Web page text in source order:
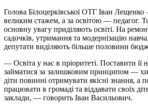
Голова Білоцерківської ОТГ Іван
великим стажем, а за освітою — педагог.
основну увагу приділяють освіті. На
садочків, утримання та модернізацію
депутати виділяють більше половини
— Освіта у нас в пріоритеті. Поставити її
займатися за залишковим принципом —
діти повинні отримувати якісні знання, а
працювати в громаді та віддавати своїх
заклади, — говорить Іван Васильович.